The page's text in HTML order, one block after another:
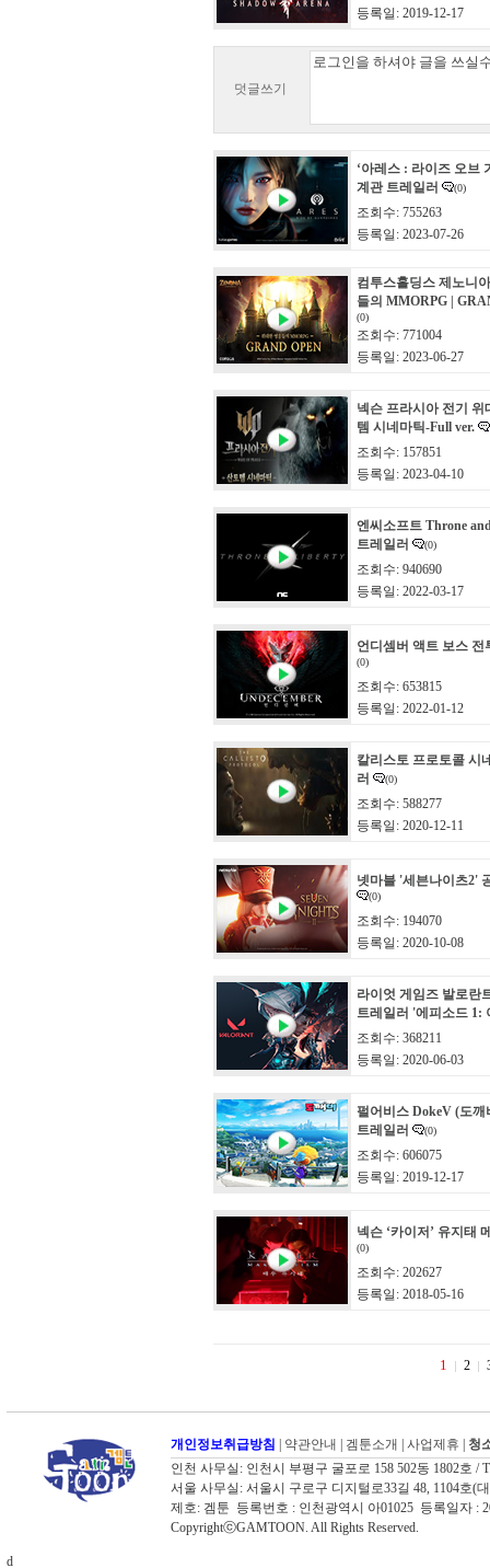
등록일: 2019-12-17
덧글쓰기
‘아레스 : 라이즈 오브
계관 트레일러
(0)
조회수: 755263
등록일: 2023-07-26
컴투스홀딩스 제노니
들의 MMORPG |
(0)
조회수: 771004
등록일: 2023-06-27
넥슨 프라시아 전기 위
템 시네마틱-Full ver.
조회수: 157851
등록일: 2023-04-10
엔씨소프트 Throne
트레일러
(0)
조회수: 940690
등록일: 2022-03-17
언디셈버 액트 보스 전
(0)
조회수: 653815
등록일: 2022-01-12
칼리스토 프로토콜 시
러
(0)
조회수: 588277
등록일: 2020-12-11
넷마블 '세븐나이츠2'
(0)
조회수: 194070
등록일: 2020-10-08
라이엇 게임즈 발로란
트레일러 '에피소드 1:
조회수: 368211
등록일: 2020-06-03
펄어비스 DokeV (도깨
트레일러
(0)
조회수: 606075
등록일: 2019-12-17
넥슨 ‘카이저’ 유지태
(0)
조회수: 202627
등록일: 2018-05-16
1 2
개인정보취급방침 약관안내 겜툰소개 사업제휴
청
인천 사무실: 인천시 부평구 굴포로 158 502동 1802호 /
서울 사무실: 서울시 구로구 디지털로33길 48, 1104호(
제호: 겜툰 등록번호 : 인천광역시 아01025 등록일자 :
CopyrightⓒGAMTOON. All Rights Reserved.
d